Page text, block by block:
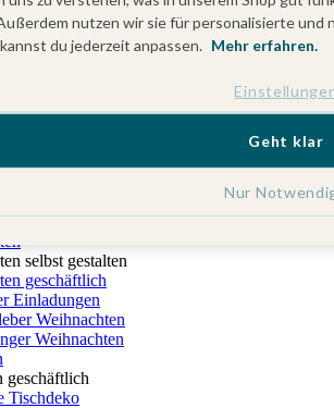
Einschulung
zu Ostern
selbst gestalten
geschäftlich
Einladungen
Weihnachten
Weihnachten
geschäftlich
Tischdeko
nutzen wir sie für personalisierte
du jederzeit anpassen. Mehr erfahren.
Nur
Geht klar